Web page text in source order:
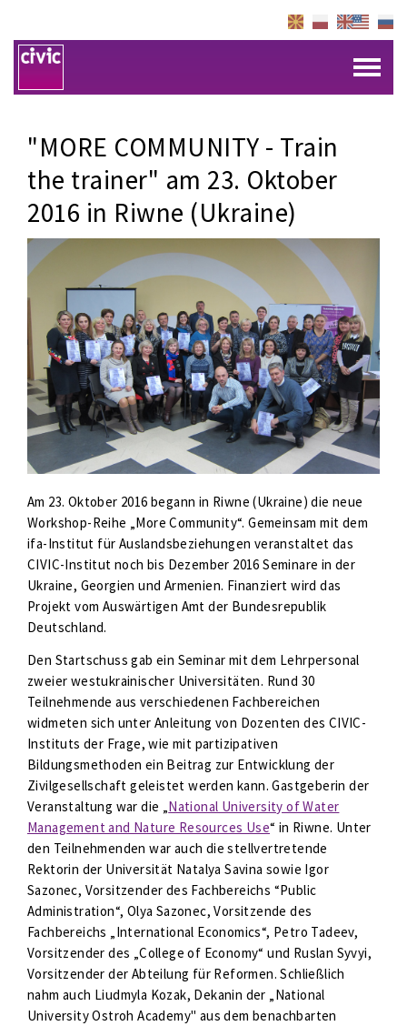
"MORE COMMUNITY - Train
the trainer" am 23. Oktober
2016 in Riwne (Ukraine)
Am 23. Oktober 2016 begann in Riwne (Ukraine) die neue
Workshop-Reihe „More Community“. Gemeinsam mit dem
ifa-Institut für Auslandsbeziehungen veranstaltet das
CIVIC-Institut noch bis Dezember 2016 Seminare in der
Ukraine, Georgien und Armenien. Finanziert wird das
Projekt vom Auswärtigen Amt der Bundesrepublik
Deutschland.
Den Startschuss gab ein Seminar mit dem Lehrpersonal
zweier westukrainischer Universitäten. Rund 30
Teilnehmende aus verschiedenen Fachbereichen
widmeten sich unter Anleitung von Dozenten des CIVIC-
Instituts der Frage, wie mit partizipativen
Bildungsmethoden ein Beitrag zur Entwicklung der
Zivilgesellschaft geleistet werden kann. Gastgeberin der
Veranstaltung war die „ National University of Water
Management and Nature Resources Use“ in Riwne. Unter
den Teilnehmenden war auch die stellvertretende
Rektorin der Universität Natalya Savina sowie Igor
Sazonec, Vorsitzender des Fachbereichs “Public
Administration“, Olya Sazonec, Vorsitzende des
Fachbereichs „International Economics“, Petro Tadeev,
Vorsitzender des „College of Economy“ und Ruslan Syvyi,
Vorsitzender der Abteilung für Reformen. Schließlich
nahm auch Liudmyla Kozak, Dekanin der „National
University Ostroh Academy" aus dem benachbarten